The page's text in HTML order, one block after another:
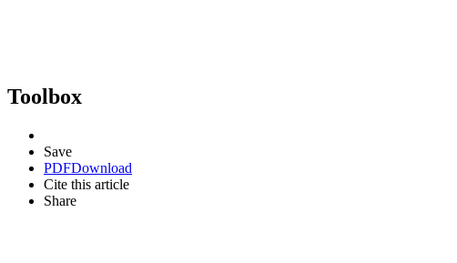
Toolbox
Save
PDFDownload
Cite this article
Share